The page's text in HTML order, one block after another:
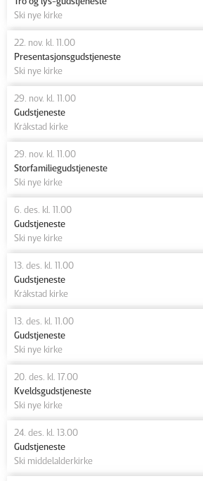
Ski nye kirke
22. nov. kl. 11.00
Presentasjonsgudstjeneste
Ski nye kirke
29. nov. kl. 11.00
Gudstjeneste
Kråkstad kirke
29. nov. kl. 11.00
Storfamiliegudstjeneste
Ski nye kirke
6. des. kl. 11.00
Gudstjeneste
Ski nye kirke
13. des. kl. 11.00
Gudstjeneste
Kråkstad kirke
13. des. kl. 11.00
Gudstjeneste
Ski nye kirke
20. des. kl. 17.00
Kveldsgudstjeneste
Ski nye kirke
24. des. kl. 13.00
Gudstjeneste
Ski middelalderkirke